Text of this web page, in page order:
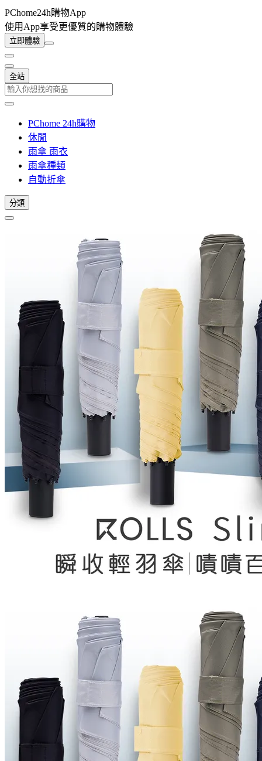
PChome24h購物App
使用App享受更優質的購物體驗
立即體驗
全站
PChome 24h購物
休閒
雨傘 雨衣
雨傘種類
自動折傘
分類